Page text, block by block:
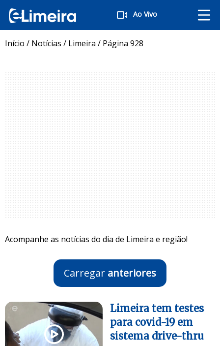
Ao Vivo
Início / Notícias / Limeira / Página 928
Acompanhe as notícias do dia de Limeira e região!
Carregar anteriores
Limeira tem testes
para covid-19 em
sistema drive-thru